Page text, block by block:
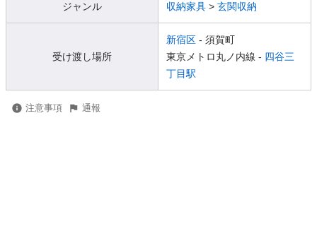
ジャンル 収納家具 > 玄関収納
受け渡し場所
新宿区 - 須賀町
東京メトロ丸ノ内線 - 四谷三
丁目駅
注意事項 通報